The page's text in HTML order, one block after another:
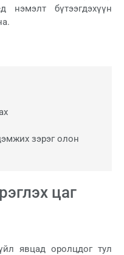
нэмэлт бүтээгдэхүүн
зэрэг олон
цаг
явцад оролцдог тул